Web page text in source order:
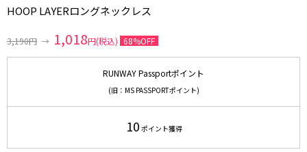
HOOP LAYERロングネックレス
3,190円 → 1,018円(税込) 68%OFF
RUNWAY Passportポイント
(旧：MS PASSPORTポイント)
10 ポイント獲得